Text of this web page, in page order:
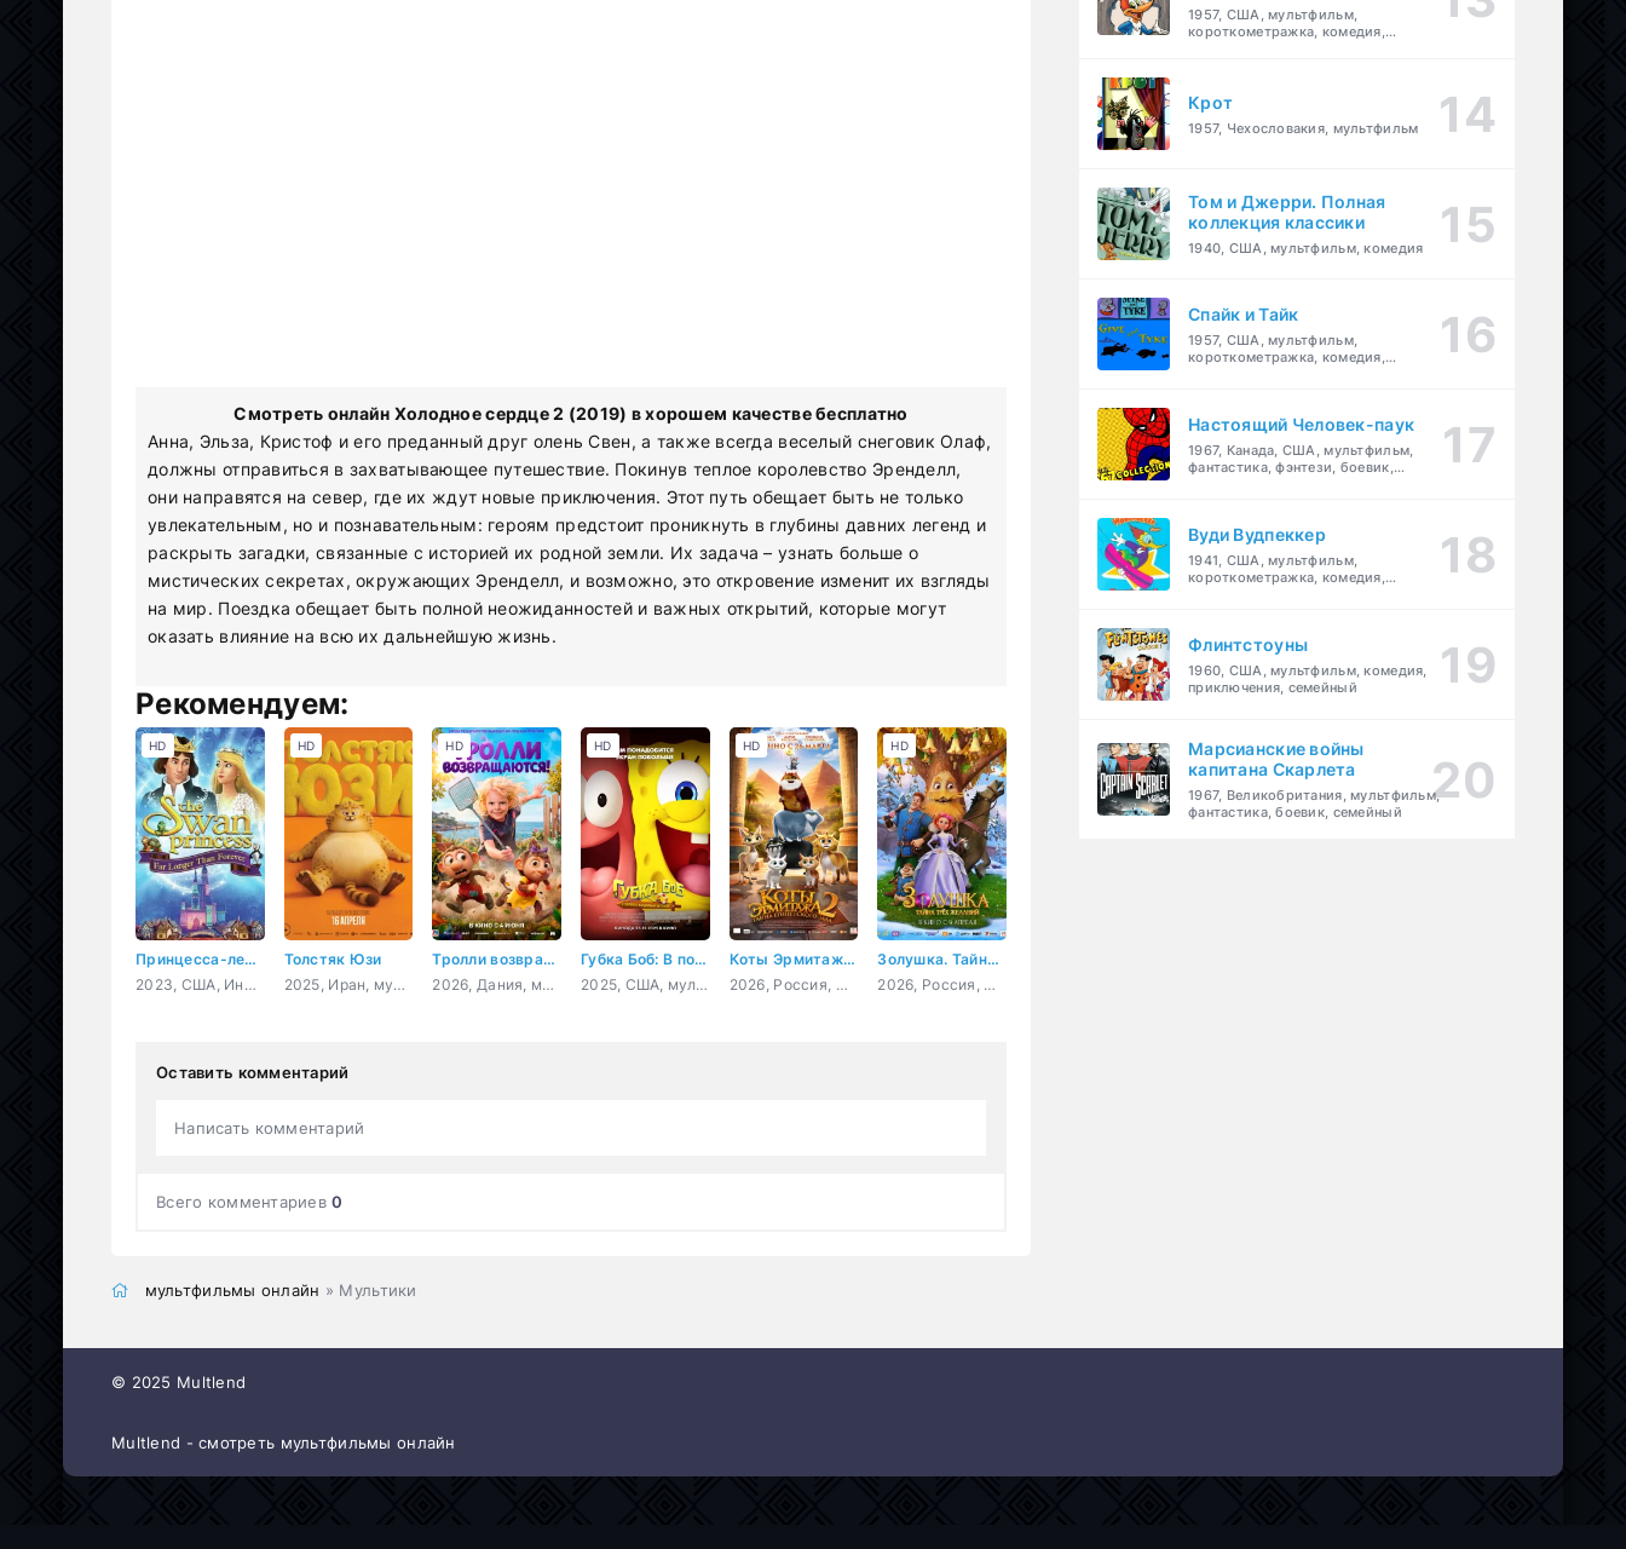
Смотреть онлайн Холодное сердце 2 (2019) в хорошем качестве бесплатно
Анна, Эльза, Кристоф и его преданный друг олень Свен, а также всегда веселый снеговик Олаф,
должны отправиться в захватывающее путешествие. Покинув теплое королевство Эренделл,
они направятся на север, где их ждут новые приключения. Этот путь обещает быть не только
увлекательным, но и познавательным: героям предстоит проникнуть в глубины давних легенд и
раскрыть загадки, связанные с историей их родной земли. Их задача – узнать больше о
мистических секретах, окружающих Эренделл, и возможно, это откровение изменит их взгляды
на мир. Поездка обещает быть полной неожиданностей и важных открытий, которые могут
оказать влияние на всю их дальнейшую жизнь.
Рекомендуем:
Принцесса-лебедь: Дольше, чем вечность
2023, США, Индия, Корея Южная, мультфильм, семейный
HD
Толстяк Юзи
2025, Иран, мультфильм, приключения, комедия
HD
Тролли возвращаются!
2026, Дания, мультфильм, фэнтези, семейный, приключения
HD
Губка Боб: В поисках квадратных штанов
2025, США, мультфильм, фэнтези, комедия, приключения, семейный
HD
Коты Эрмитажа 2. Тайна египетского зала
2026, Россия, мультфильм, семейный, приключения
HD
Золушка. Тайна трёх желаний
2026, Россия, мультфильм, фэнтези
HD
Оставить комментарий
Написать комментарий
Всего комментариев0
мультфильмы онлайн » Мультики
1957, США, мультфильм,
короткометражка, комедия,
Крот
1957, Чехословакия, мультфильм
Том и Джерри. Полная
коллекция классики
1940, США, мультфильм, комедия
Спайк и Тайк
1957, США, мультфильм,
короткометражка, комедия,
Настоящий Человек-паук
1967, Канада, США, мультфильм,
фантастика, фэнтези, боевик,
Вуди Вудпеккер
1941, США, мультфильм,
короткометражка, комедия,
Флинтстоуны
1960, США, мультфильм, комедия,
приключения, семейный
Марсианские войны
капитана Скарлета
1967, Великобритания, мультфильм,
фантастика, боевик, семейный
© 2025 Multlend
Multlend - смотреть мультфильмы онлайн